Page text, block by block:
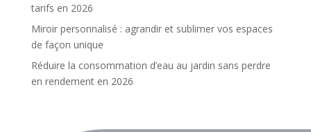
tarifs en 2026
Miroir personnalisé : agrandir et sublimer vos espaces
de façon unique
Réduire la consommation d’eau au jardin sans perdre
en rendement en 2026